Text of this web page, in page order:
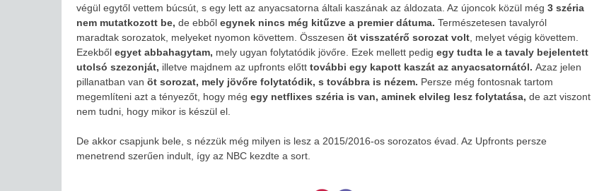
végül egytől vettem búcsút, s egy lett az anyacsatorna általi kaszának az áldozata. Az újoncok közül még 3 széria
nem mutatkozott be, de ebből egynek nincs még kitűzve a premier dátuma. Természetesen tavalyról
maradtak sorozatok, melyeket nyomon követtem. Összesen öt visszatérő sorozat volt , melyet végig követtem.
Ezekből egyet abbahagytam, mely ugyan folytatódik jövőre. Ezek mellett pedig egy tudta le a tavaly bejelentett
utolsó szezonját, illetve majdnem az upfronts előtt további egy kapott kaszát az anyacsatornától. Azaz jelen
pillanatban van öt sorozat, mely jövőre folytatódik, s továbbra is nézem. Persze még fontosnak tartom
megemlíteni azt a tényezőt, hogy még egy netflixes széria is van, aminek elvileg lesz folytatása, de azt viszont
nem tudni, hogy mikor is készül el.
De akkor csapjunk bele, s nézzük még milyen is lesz a 2015/2016-os sorozatos évad. Az Upfronts persze
menetrend szerűen indult, így az NBC kezdte a sort.